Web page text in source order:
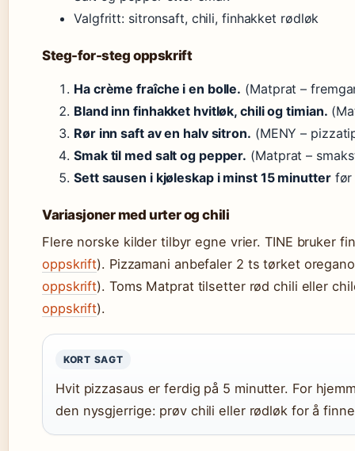
Valgfritt: sitronsaft, chili, finhakket rødløk
Steg-for-steg oppskrift
Ha crème fraîche i en bolle. (Matprat –
Bland inn finhakket hvitløk, chili og timian.
Rør inn saft av en halv sitron. (MENY –
Smak til med salt og pepper. (Matprat –
Sett sausen i kjøleskap i minst 15 minutterfør
Variasjoner med urter og chili
Flere norske kilder tilbyr egne vrier. TINE bruker
oppskrift). Pizzamani anbefaler 2 ts tørket
oppskrift). Toms Matprat tilsetter rød chili eller
oppskrift).
KORT SAGT
Hvit pizzasaus er ferdig på 5 minutter. For
den nysgjerrige: prøv chili eller rødløk for å